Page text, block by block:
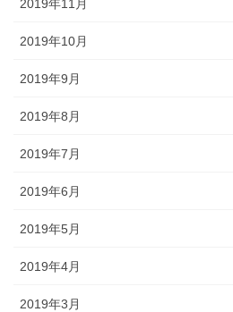
2019年11月
2019年10月
2019年9月
2019年8月
2019年7月
2019年6月
2019年5月
2019年4月
2019年3月